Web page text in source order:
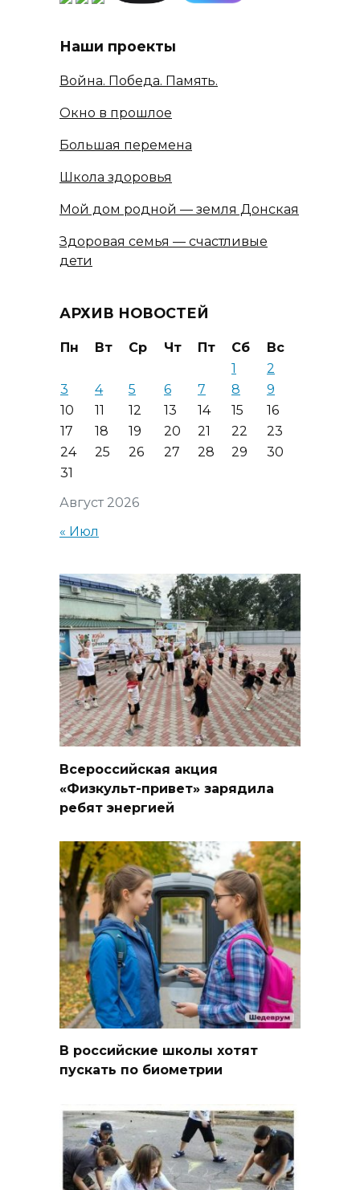
Наши проекты
Война. Победа. Память.
Окно в прошлое
Большая перемена
Школа здоровья
Мой дом родной — земля Донская
Здоровая семья — счастливые
дети
АРХИВ НОВОСТЕЙ
Август 2026
Пн Вт Ср Чт Пт Сб
Вс
1
2
3
4 5 6 7 8
9
10
11 12 13 14 15
16
17
18 19 20 21 22
23
24
25 26 27 28 29
30
31
« Июл
Всероссийская акция
«Физкульт-привет» зарядила
ребят энергией
В российские школы хотят
пускать по биометрии